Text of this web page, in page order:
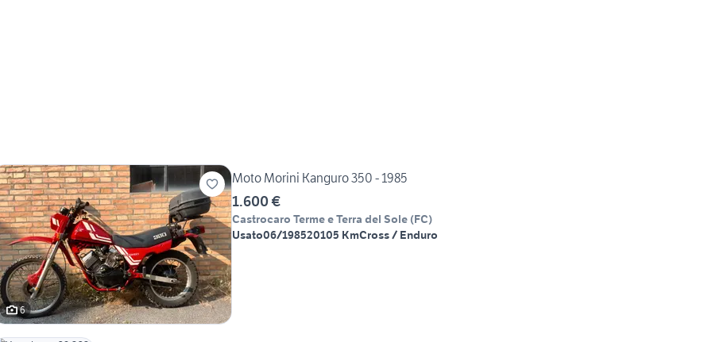
6
Moto Morini Kanguro 350 - 1985
1.600 €
Castrocaro Terme e Terra del Sole (FC)
Usato06/198520105 KmCross / Enduro